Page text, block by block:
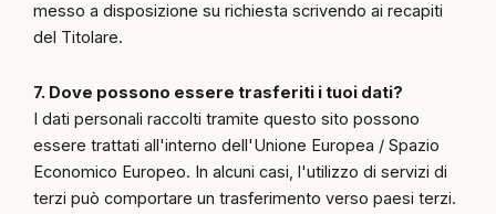
messo a disposizione su richiesta scrivendo ai recapiti
del Titolare.
7. Dove possono essere trasferiti i tuoi dati?
I dati personali raccolti tramite questo sito possono
essere trattati all'interno dell'Unione Europea / Spazio
Economico Europeo. In alcuni casi, l'utilizzo di servizi di
terzi può comportare un trasferimento verso paesi terzi.